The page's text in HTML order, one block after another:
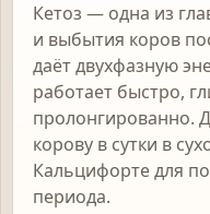
Кетоз — одна из
и выбытия коров
даёт двухфазную
работает быстро,
пролонгированно.
корову в сутки в
Кальцифорте для
периода.